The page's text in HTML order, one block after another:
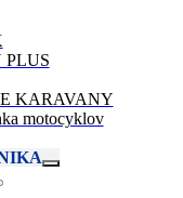
PLUS
KARAVANY
motocyklov